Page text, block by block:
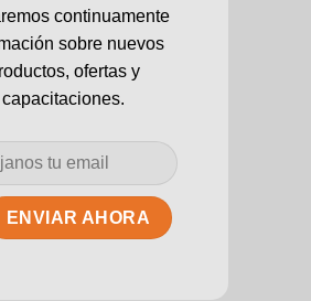
continuamente
sobre nuevos
ofertas y
capacitaciones.